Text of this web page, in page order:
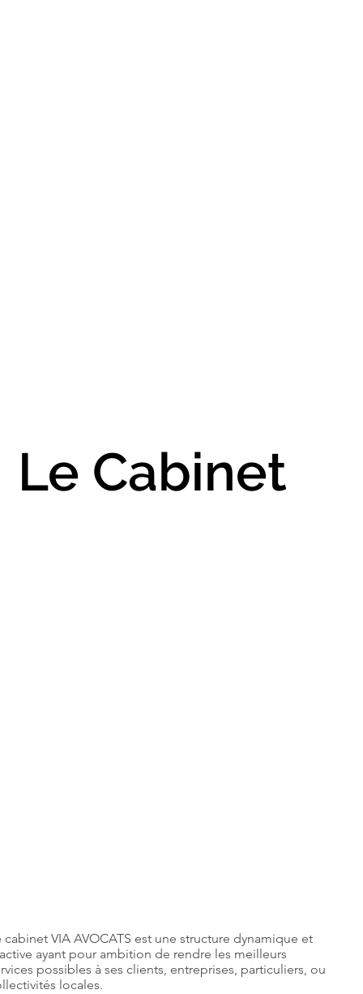
cabinet VIA AVOCATS est une structure dynamique et
ayant pour ambition de rendre les meilleurs
possibles à ses clients, entreprises, particuliers, ou
locales.
Le Cabinet